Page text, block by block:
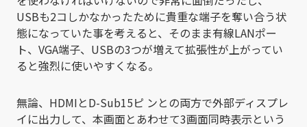
USBも2コしかなかったために貴重な端子を奪い合う状
態になっていた事を考えると、そのまま有線LANポー
ト、VGA端子、USBの3つが増えて拡張性が上がってい
ると強烈に使いやすくなる。
無論、HDMIとD-Sub15ピ ンとの両方で外部ディスプレ
イに出力して、本画面とあわせて3画面同時表示という